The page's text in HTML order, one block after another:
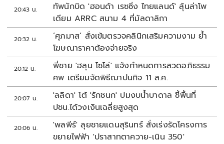
20:43 น.
ทัพนักบิด 'ฮอนด้า เรซซิ่ง ไทยแลนด์' ลุ้นล่าโพ
เดียม ARRC สนาม 4 ที่มัลดาลิกา
20:32 น.
‘ศุภมาส’ สั่งเข้มตรวจคลินิกเสริมความงาม ย้ำ
โฆษณาราคาต้องจ่ายจริง
20:12 น.
พี่ชาย 'ฮลุน โซโล่' แจ้งกำหนดการสวดอภิธรรม
ศพ เตรียมจัดพิธีฌาปนกิจ 11 ส.ค.
20:07 น.
'ลลิดา' โต้ 'รักชนก' ปมงบน้ำบาดาล ชี้พื้นที่
ปชน.ได้วงเงินเฉลี่ยสูงสุด
20:06 น.
'พลพีร์' ลุยชายแดนสุรินทร์ สั่งเร่งรัดโครงการ
ขยายไฟฟ้า 'ปราสาทตาควาย-เนิน 350'